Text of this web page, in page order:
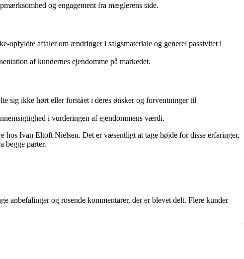
og engagement fra mæglerens side.
opfyldte aftaler om ændringer i salgsmateriale og generel passivitet i
af kundernes ejendomme på markedet.
sig ikke hørt eller forstået i deres ønsker og forventninger til
i vurderingen af ejendommens værdi.
hos Ivan Eltoft Nielsen. Det er væsentligt at tage højde for disse erfaringer,
begge parter.
anbefalinger og rosende kommentarer, der er blevet delt. Flere kunder